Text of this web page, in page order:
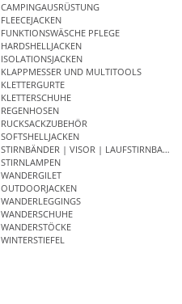
CAMPINGAUSRÜSTUNG
FLEECEJACKEN
FUNKTIONSWÄSCHE PFLEGE
HARDSHELLJACKEN
ISOLATIONSJACKEN
KLAPPMESSER UND MULTITOOLS
KLETTERGURTE
KLETTERSCHUHE
REGENHOSEN
RUCKSACKZUBEHÖR
SOFTSHELLJACKEN
STIRNBÄNDER | VISOR | LAUFSTIRNBAND
STIRNLAMPEN
WANDERGILET
OUTDOORJACKEN
WANDERLEGGINGS
WANDERSCHUHE
WANDERSTÖCKE
WINTERSTIEFEL